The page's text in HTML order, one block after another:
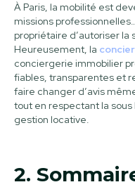
À Paris, la mobilité est
missions
propriétaire d’autoriser la
Heureusement, la
conciergerie immobilier
fiables, transparentes et
faire changer d’avis
tout en respectant la
gestion locative.
2.